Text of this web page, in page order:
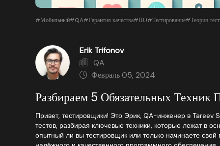
#Мобильный#QA#Гарантия качества#ПО#Тестирование#Теория
Erik Trifonov
QA
Февраль 05, 2024
Разбираем 5 Обязательных Техник
Привет, тестировщики! Это Эрик, QA-инженер в
тестов, разбирая ключевые техники, которые лежат в
опытный ли вы тестировщик или только начинаете